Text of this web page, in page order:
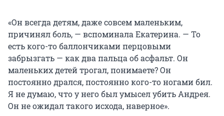
«Он всегда детям, даже совсем маленьким,
причинял боль, — вспоминала Екатерина. — То
есть кого-то баллончиками перцовыми
забрызгать — как два пальца об асфальт. Он
маленьких детей трогал, понимаете? Он
постоянно дрался, постоянно кого-то ногами бил.
Я не думаю, что у него был умысел убить Андрея.
Он не ожидал такого исхода, наверное».